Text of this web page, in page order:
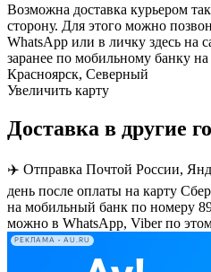
Возможна доставка курьером
сторону. Для этого можно
WhatsApp или в личку здесь на
заранее по мобильному банку
Красноярск, Северный
Увеличить карту
Доставка в другие
✈️ Отправка Почтой России,
день после оплаты на карту
на мобильный банк по номеру
можно в WhatsApp, Viber по
РЕКЛАМА • AU.RU